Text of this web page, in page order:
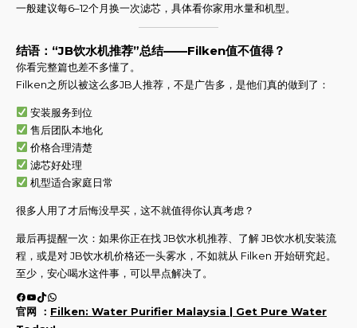
一般建议每6–12个月换一次滤芯，具体看你家用水量和机型。
结语：“JB饮水机推荐”总结——Filken值不值得？
你看完整篇也差不多懂了。
Filken之所以被这么多JB人推荐，不是广告多，是他们真的做到了：
安装服务到位
售后团队本地化
价格合理清楚
滤芯好处理
机型适合家庭日常
很多人用了才后悔没早买，这不就值得你认真考虑？
最后再提醒一次：如果你正在找 JB饮水机推荐、了解 JB饮水机安装流
程，或是对 JB饮水机价格还一头雾水，不如就从 Filken 开始研究起。
至少，安心喝水这件事，可以早点解决了。
Facebook
YouTube
TikTok
WhatsApp
官网 ： Filken: Water Purifier Malaysia | Get Pure Water